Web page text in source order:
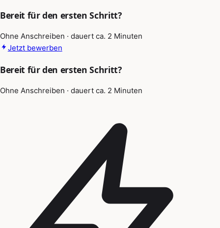
Bereit für den ersten Schritt?
Ohne Anschreiben · dauert ca. 2 Minuten
Jetzt bewerben
Bereit für den ersten Schritt?
Ohne Anschreiben · dauert ca. 2 Minuten